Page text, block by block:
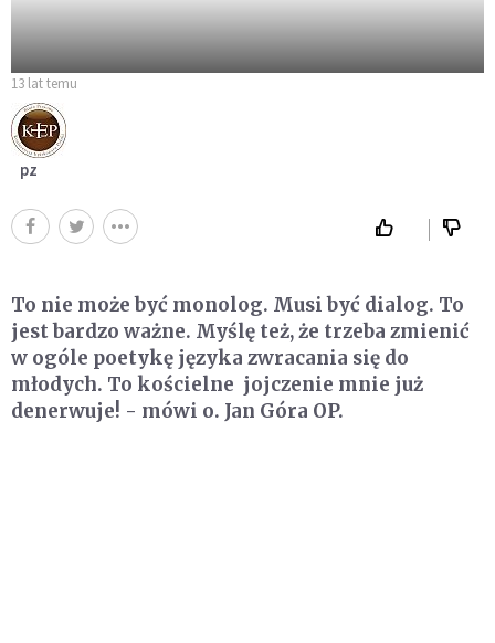
13 lat temu
pz
To nie może być monolog. Musi być dialog. To
jest bardzo ważne. Myślę też, że trzeba zmienić
w ogóle poetykę języka zwracania się do
młodych. To kościelne jojczenie mnie już
denerwuje! - mówi o. Jan Góra OP.